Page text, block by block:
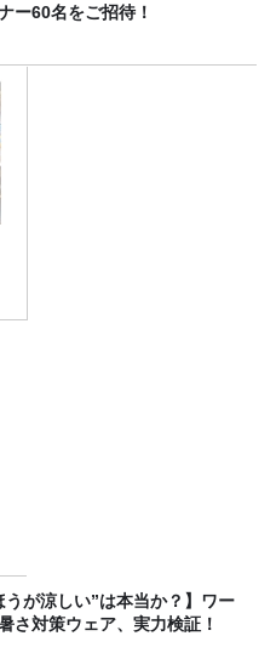
ー60名をご招待！
うが涼しい”は本当か？】ワー
さ対策ウェア、実力検証！